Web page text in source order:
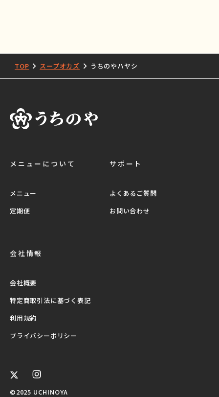
TOP スープオカズ うちのやハヤシ
©2025 UCHINOYA
メニューについて
メニュー
定期便
サポート
よくあるご質問
お問い合わせ
会社情報
会社概要
特定商取引法に基づく表記
利用規約
プライバシーポリシー